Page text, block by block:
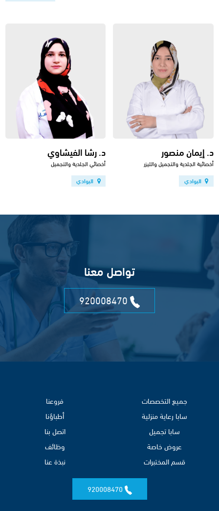
د. إيمان منصور
أخصائية الجلدية والتجميل والليزر
البوادي
د. رشا الفيشاوي
أخصائي الجلدية والتجميل
البوادي
تواصل معنا
جميع التخصصات
سابا رعاية منزلية
سابا تجميل
عروض خاصة
قسم المختبرات
فروعنا
أطباؤنا
اتصل بنا
وظائف
نبذة عنا